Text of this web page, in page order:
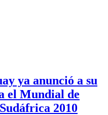
ya anunció a su
el Mundial de
2010